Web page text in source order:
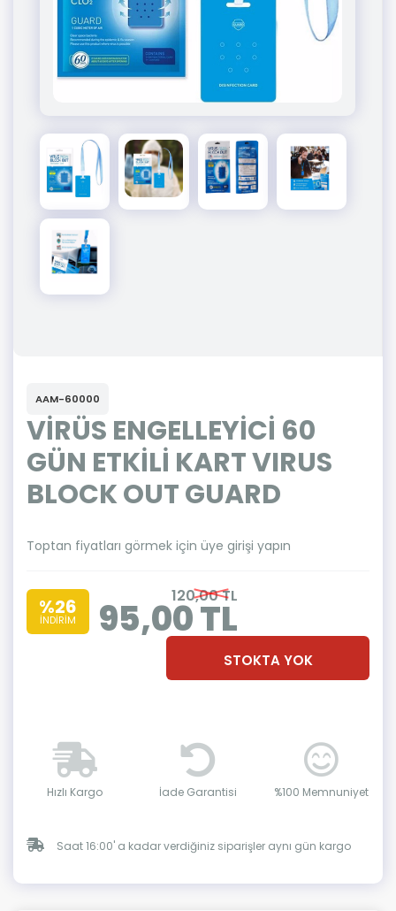
AAM-60000
VİRÜS ENGELLEYİCİ 60
GÜN ETKİLİ KART VIRUS
BLOCK OUT GUARD
Toptan fiyatları görmek için üye girişi yapın
%26
İNDİRİM
120,00 TL
95,00 TL
STOKTA YOK
Hızlı Kargo İade Garantisi %100 Memnuniyet
Saat 16:00' a kadar verdiğiniz siparişler aynı gün kargo